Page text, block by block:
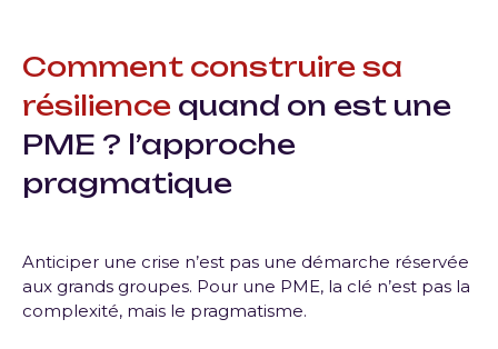
Comment construire sa
résilience quand on est une
PME ? l’approche
pragmatique
Anticiper une crise n’est pas une démarche réservée
aux grands groupes. Pour une PME, la clé n’est pas la
complexité, mais le pragmatisme.